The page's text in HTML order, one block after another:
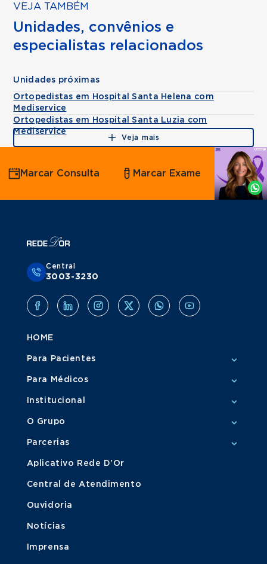
VEJA TAMBÉM
Unidades, convênios e
especialistas relacionados
Unidades próximas
Ortopedistas em Hospital Santa Helena com
Mediservice
Ortopedistas em Hospital Santa Luzia com
Mediservice
Veja mais
Agende
por
Whatsapp
Marcar Consulta Marcar Exame
Central
3003-3230
HOME
Para Pacientes
Para Médicos
Institucional
O Grupo
Parcerias
Aplicativo Rede D'Or
Central de Atendimento
Ouvidoria
Notícias
Imprensa